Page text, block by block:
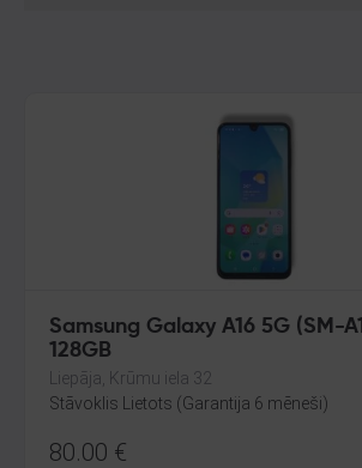
Samsung Galaxy A16 5G (SM-
128GB
Liepāja, Krūmu iela 32
Stāvoklis Lietots (Garantija 6 mēneši)
80.00 €